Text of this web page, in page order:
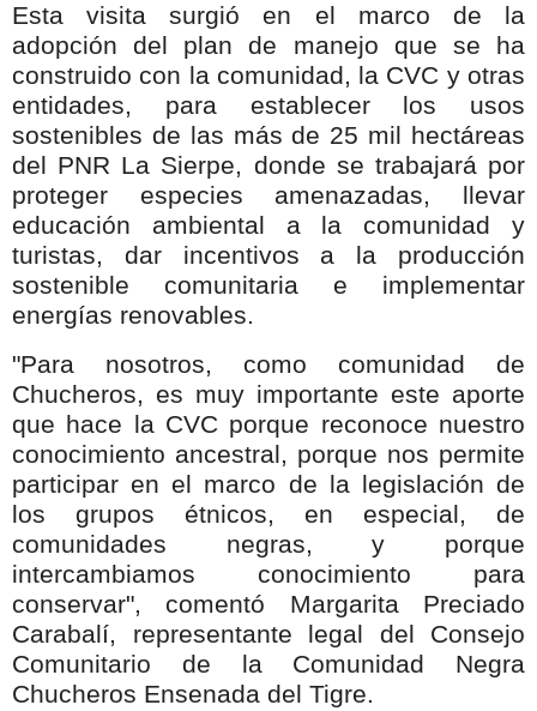
Esta visita surgió en el marco de la
adopción del plan de manejo que se ha
construido con la comunidad, la CVC y otras
entidades, para establecer los usos
sostenibles de las más de 25 mil hectáreas
del PNR La Sierpe, donde se trabajará por
proteger especies amenazadas, llevar
educación ambiental a la comunidad y
turistas, dar incentivos a la producción
sostenible comunitaria e implementar
energías renovables.
"Para nosotros, como comunidad de
Chucheros, es muy importante este aporte
que hace la CVC porque reconoce nuestro
conocimiento ancestral, porque nos permite
participar en el marco de la legislación de
los grupos étnicos, en especial, de
comunidades negras, y porque
intercambiamos conocimiento para
conservar", comentó Margarita Preciado
Carabalí, representante legal del Consejo
Comunitario de la Comunidad Negra
Chucheros Ensenada del Tigre.